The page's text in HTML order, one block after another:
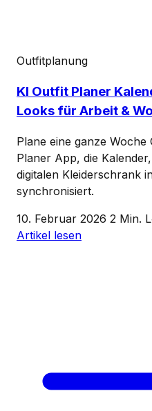
Outfitplanung
KI Outfit Planer
Looks für Arbeit &
Plane eine ganze
Planer App, die
digitalen Kleiderschrank
synchronisiert.
10. Februar 2026 2 Min.
Artikel lesen